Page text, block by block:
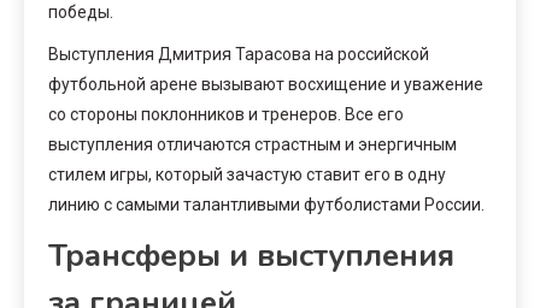
победы.
Выступления Дмитрия Тарасова на российской
футбольной арене вызывают восхищение и уважение
со стороны поклонников и тренеров. Все его
выступления отличаются страстным и энергичным
стилем игры, который зачастую ставит его в одну
линию с самыми талантливыми футболистами России.
Трансферы и выступления